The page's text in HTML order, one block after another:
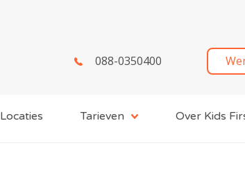
088-0350400
Locaties Tarieven Over Kids